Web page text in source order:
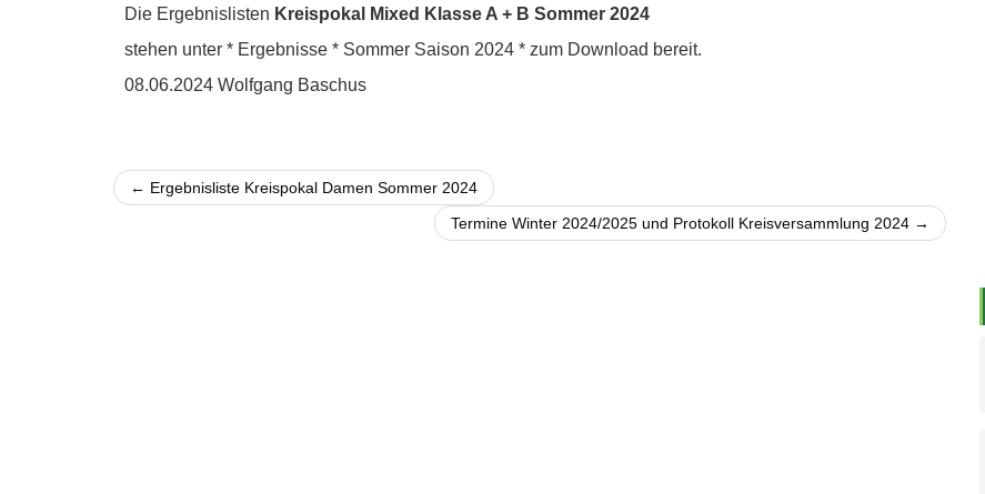
Die Ergebnislisten Kreispokal Mixed Klasse A + B Sommer 2024
stehen unter * Ergebnisse * Sommer Saison 2024 * zum Download bereit.
08.06.2024 Wolfgang Baschus
← Ergebnisliste Kreispokal Damen Sommer 2024
Termine Winter 2024/2025 und Protokoll Kreisversammlung 2024 →